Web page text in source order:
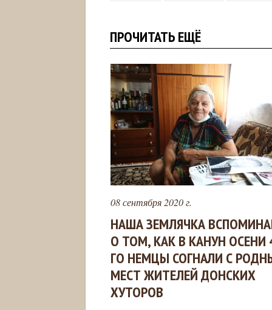
ПРОЧИТАТЬ ЕЩЁ
08 сентября 2020 г.
НАША ЗЕМЛЯЧКА
О ТОМ, КАК В КАНУН ОСЕНИ
ГО НЕМЦЫ СОГНАЛИ С
МЕСТ ЖИТЕЛЕЙ ДОНСКИХ
ХУТОРОВ